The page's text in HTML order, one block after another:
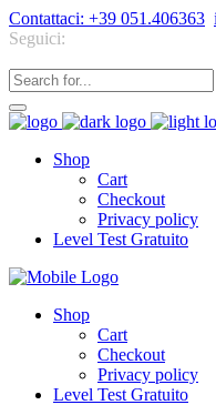
Contattaci: +39 051.406363
Seguici:
Shop
Cart
Checkout
Privacy policy
Level Test Gratuito
Shop
Cart
Checkout
Privacy policy
Level Test Gratuito